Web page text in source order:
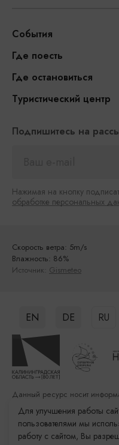
События
Где поесть
Где остановиться
Туристический центр
Подпишитесь на
Нажимая на кнопку
обработке персональных
Скорость ветра: 5m/s
Влажность: 86%
Источник: Gismeteo
EN DE RU
Данный ресурс носит
несет ответственности за
сторонними организациями
Разработка сайта: «Решение»
Для улучшения работы
пользователями мы
работу с сайтом, Вы